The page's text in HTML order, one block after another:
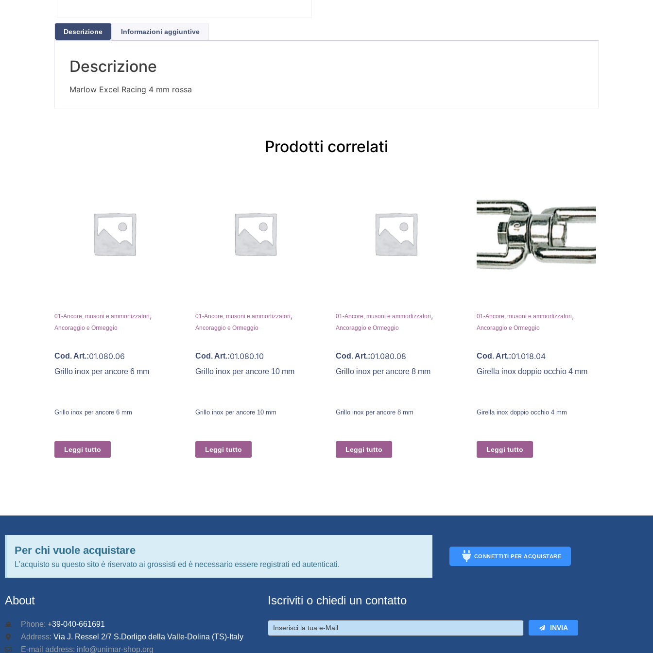
Descrizione Informazioni aggiuntive
Descrizione
Marlow Excel Racing 4 mm rossa
Prodotti correlati
01-Ancore, musoni e ammortizzatori,
Ancoraggio e Ormeggio
Cod. Art.:01.080.06
Grillo inox per ancore 6 mm
Grillo inox per ancore 6 mm
Leggi tutto
01-Ancore, musoni e ammortizzatori,
Ancoraggio e Ormeggio
Cod. Art.:01.080.10
Grillo inox per ancore 10 mm
Grillo inox per ancore 10 mm
Leggi tutto
01-Ancore, musoni e ammortizzatori,
Ancoraggio e Ormeggio
Cod. Art.:01.080.08
Grillo inox per ancore 8 mm
Grillo inox per ancore 8 mm
Leggi tutto
01-Ancore, musoni e ammortizzatori,
Ancoraggio e Ormeggio
Cod. Art.:01.018.04
Girella inox doppio occhio 4 mm
Girella inox doppio occhio 4 mm
Leggi tutto
Per chi vuole acquistare
L'acquisto su questo sito è riservato ai grossisti ed è necessario essere registrati ed autenticati.
CONNETTITI PER ACQUISTARE
About
Phone: +39-040-661691
Address: Via J. Ressel 2/7 S.Dorligo della Valle-Dolina (TS)-Italy
E-mail address: info@unimar-shop.org
Iscriviti o chiedi un contatto
INVIA